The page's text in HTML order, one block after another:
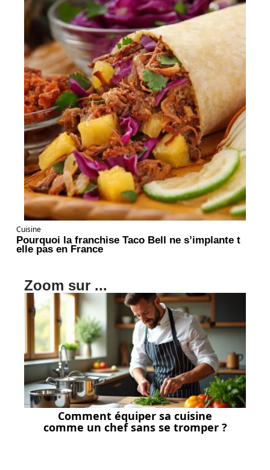
Cuisine
Pourquoi la franchise Taco Bell ne s’implante t
elle pas en France
Zoom sur ...
Comment équiper sa cuisine
comme un chef sans se tromper ?